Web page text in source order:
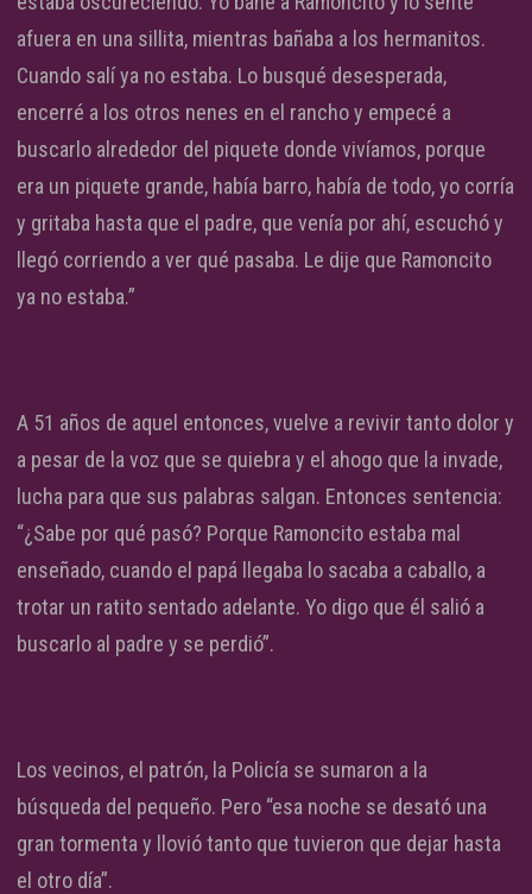
afuera en una sillita, mientras bañaba a los hermanitos.
Cuando salí ya no estaba. Lo busqué desesperada,
encerré a los otros nenes en el rancho y empecé a
buscarlo alrededor del piquete donde vivíamos, porque
era un piquete grande, había barro, había de todo, yo corría
y gritaba hasta que el padre, que venía por ahí, escuchó y
llegó corriendo a ver qué pasaba. Le dije que Ramoncito
ya no estaba.”
A 51 años de aquel entonces, vuelve a revivir tanto dolor y
a pesar de la voz que se quiebra y el ahogo que la invade,
lucha para que sus palabras salgan. Entonces sentencia:
“¿Sabe por qué pasó? Porque Ramoncito estaba mal
enseñado, cuando el papá llegaba lo sacaba a caballo, a
trotar un ratito sentado adelante. Yo digo que él salió a
buscarlo al padre y se perdió”.
Los vecinos, el patrón, la Policía se sumaron a la
búsqueda del pequeño. Pero “esa noche se desató una
gran tormenta y llovió tanto que tuvieron que dejar hasta
el otro día”.